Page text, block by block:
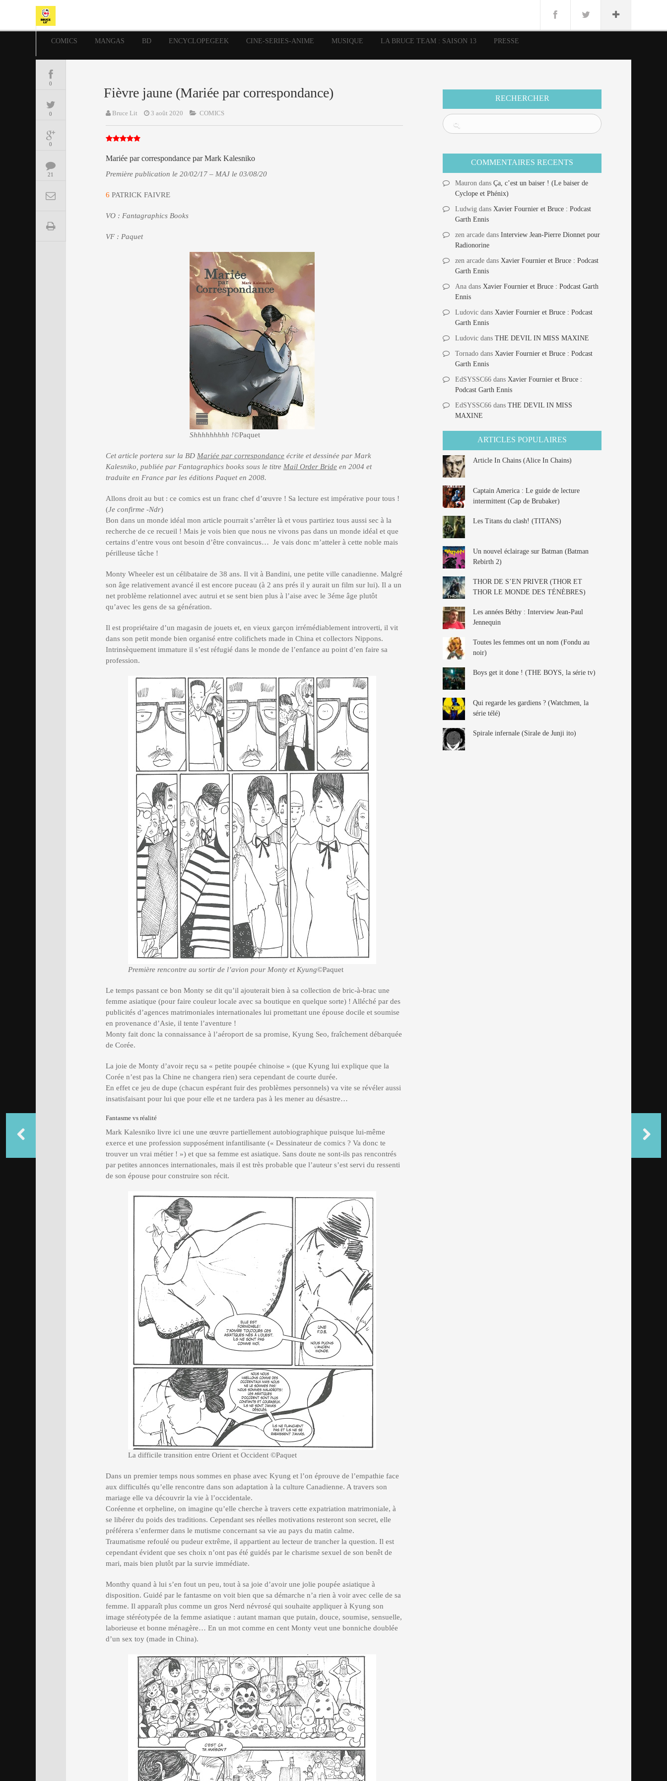
COMICS MANGAS BD ENCYCLOPEGEEK CINE-SERIES-ANIME MUSIQUE LA BRUCE TEAM : SAISON 13 PRESSE
0
0
0
21
Fièvre jaune (Mariée par correspondance)
Bruce Lit 3 août 2020 COMICS
Mariée par correspondance par Mark Kalesniko
Première publication le 20/02/17 – MAJ le 03/08/20
6 PATRICK FAIVRE
VO : Fantagraphics Books
VF : Paquet
Shhhhhhhhh !©Paquet
Cet article portera sur la BD Mariée par correspondance écrite et dessinée par Mark
Kalesniko, publiée par Fantagraphics books sous le titre Mail Order Bride en 2004 et
traduite en France par les éditions Paquet en 2008.
Allons droit au but : ce comics est un franc chef d’œuvre ! Sa lecture est impérative pour tous !
(Je confirme -Ndr)
Bon dans un monde idéal mon article pourrait s’arrêter là et vous partiriez tous aussi sec à la
recherche de ce recueil ! Mais je vois bien que nous ne vivons pas dans un monde idéal et que
certains d’entre vous ont besoin d’être convaincus… Je vais donc m’atteler à cette noble mais
périlleuse tâche !
Monty Wheeler est un célibataire de 38 ans. Il vit à Bandini, une petite ville canadienne. Malgré
son âge relativement avancé il est encore puceau (à 2 ans prés il y aurait un film sur lui). Il a un
net problème relationnel avec autrui et se sent bien plus à l’aise avec le 3éme âge plutôt
qu’avec les gens de sa génération.
Il est propriétaire d’un magasin de jouets et, en vieux garçon irrémédiablement introverti, il vit
dans son petit monde bien organisé entre colifichets made in China et collectors Nippons.
Intrinsèquement immature il s’est réfugié dans le monde de l’enfance au point d’en faire sa
profession.
Première rencontre au sortir de l’avion pour Monty et Kyung©Paquet
Le temps passant ce bon Monty se dit qu’il ajouterait bien à sa collection de bric-à-brac une
femme asiatique (pour faire couleur locale avec sa boutique en quelque sorte) ! Alléché par des
publicités d’agences matrimoniales internationales lui promettant une épouse docile et soumise
en provenance d’Asie, il tente l’aventure !
Monty fait donc la connaissance à l’aéroport de sa promise, Kyung Seo, fraîchement débarquée
de Corée.
La joie de Monty d’avoir reçu sa « petite poupée chinoise » (que Kyung lui explique que la
Corée n’est pas la Chine ne changera rien) sera cependant de courte durée.
En effet ce jeu de dupe (chacun espérant fuir des problèmes personnels) va vite se révéler aussi
insatisfaisant pour lui que pour elle et ne tardera pas à les mener au désastre…
Fantasme vs réalité
Mark Kalesniko livre ici une une œuvre partiellement autobiographique puisque lui-même
exerce et une profession supposément infantilisante (« Dessinateur de comics ? Va donc te
trouver un vrai métier ! ») et que sa femme est asiatique. Sans doute ne sont-ils pas rencontrés
par petites annonces internationales, mais il est très probable que l’auteur s’est servi du ressenti
de son épouse pour construire son récit.
La difficile transition entre Orient et Occident ©Paquet
Dans un premier temps nous sommes en phase avec Kyung et l’on éprouve de l’empathie face
aux difficultés qu’elle rencontre dans son adaptation à la culture Canadienne. A travers son
mariage elle va découvrir la vie à l’occidentale.
Coréenne et orpheline, on imagine qu’elle cherche à travers cette expatriation matrimoniale, à
se libérer du poids des traditions. Cependant ses réelles motivations resteront son secret, elle
préférera s’enfermer dans le mutisme concernant sa vie au pays du matin calme.
Traumatisme refoulé ou pudeur extrême, il appartient au lecteur de trancher la question. Il est
cependant évident que ses choix n’ont pas été guidés par le charisme sexuel de son benêt de
mari, mais bien plutôt par la survie immédiate.
Monthy quand à lui s’en fout un peu, tout à sa joie d’avoir une jolie poupée asiatique à
disposition. Guidé par le fantasme on voit bien que sa démarche n’a rien à voir avec celle de sa
femme. Il apparaît plus comme un gros Nerd névrosé qui souhaite appliquer à Kyung son
image stéréotypée de la femme asiatique : autant maman que putain, douce, soumise, sensuelle,
laborieuse et bonne ménagère… En un mot comme en cent Monty veut une bonniche doublée
d’un sex toy (made in China).
RECHERCHER
COMMENTAIRES RECENTS
Mauron dansÇa, c’est un baiser ! (Le baiser de
Cyclope et Phénix)
Ludwig dansXavier Fournier et Bruce : Podcast
Garth Ennis
zen arcade dansInterview Jean-Pierre Dionnet pour
Radionorine
zen arcade dansXavier Fournier et Bruce : Podcast
Garth Ennis
Ana dansXavier Fournier et Bruce : Podcast Garth
Ennis
Ludovic dansXavier Fournier et Bruce : Podcast
Garth Ennis
Ludovic dansTHE DEVIL IN MISS MAXINE
Tornado dansXavier Fournier et Bruce : Podcast
Garth Ennis
EdSYSSC66 dansXavier Fournier et Bruce :
Podcast Garth Ennis
EdSYSSC66 dansTHE DEVIL IN MISS
MAXINE
ARTICLES POPULAIRES
Article In Chains (Alice In Chains)
Captain America : Le guide de lecture
intermittent (Cap de Brubaker)
Les Titans du clash! (TITANS)
Un nouvel éclairage sur Batman (Batman
Rebirth 2)
THOR DE S’EN PRIVER (THOR ET
THOR LE MONDE DES TÉNÈBRES)
Les années Béthy : Interview Jean-Paul
Jennequin
Toutes les femmes ont un nom (Fondu au
noir)
Boys get it done ! (THE BOYS, la série tv)
Qui regarde les gardiens ? (Watchmen, la
série télé)
Spirale infernale (Sirale de Junji ito)
Mangas Marvel Mattie boy Musique
Panini Présence
Punisher Rock Semic Special Guest Spidey Superman